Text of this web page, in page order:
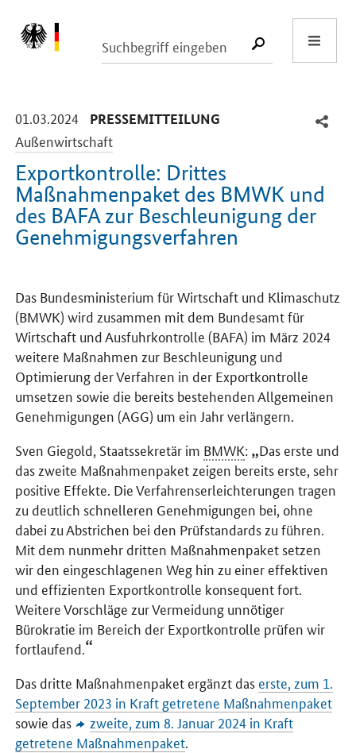
SUCHE
01.03.2024 -
PRESSEMITTEILUNG
Außenwirtschaft
Exportkontrolle: Drittes
Maßnahmenpaket des BMWK und
des BAFA zur Beschleunigung der
Genehmigungsverfahren
Das Bundesministerium für Wirtschaft und Klimaschutz
(BMWK) wird zusammen mit dem Bundesamt für
Wirtschaft und Ausfuhrkontrolle (BAFA) im März 2024
weitere Maßnahmen zur Beschleunigung und
Optimierung der Verfahren in der Exportkontrolle
umsetzen sowie die bereits bestehenden Allgemeinen
Genehmigungen (AGG) um ein Jahr verlängern.
Sven Giegold, Staatssekretär im BMWK:
Das erste und
das zweite Maßnahmenpaket zeigen bereits erste, sehr
positive Effekte. Die Verfahrenserleichterungen tragen
zu deutlich schnelleren Genehmigungen bei, ohne
dabei zu Abstrichen bei den Prüfstandards zu führen.
Mit dem nunmehr dritten Maßnahmenpaket setzen
wir den eingeschlagenen Weg hin zu einer effektiven
und effizienten Exportkontrolle konsequent fort.
Weitere Vorschläge zur Vermeidung unnötiger
Bürokratie im Bereich der Exportkontrolle prüfen wir
fortlaufend.
Das dritte Maßnahmenpaket ergänzt das erste, zum 1.
September 2023 in Kraft getretene Maßnahmenpaket
sowie das
zweite, zum 8. Januar 2024 in Kraft
getretene Maßnahmenpaket.